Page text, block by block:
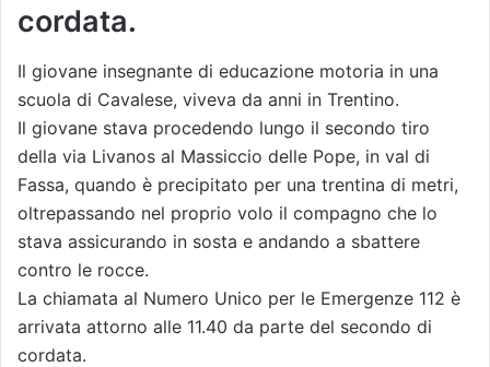
cordata.
Il giovane insegnante di educazione motoria in una
scuola di Cavalese, viveva da anni in Trentino.
Il giovane stava procedendo lungo il secondo tiro
della via Livanos al Massiccio delle Pope, in val di
Fassa, quando è precipitato per una trentina di metri,
oltrepassando nel proprio volo il compagno che lo
stava assicurando in sosta e andando a sbattere
contro le rocce.
La chiamata al Numero Unico per le Emergenze 112 è
arrivata attorno alle 11.40 da parte del secondo di
cordata.